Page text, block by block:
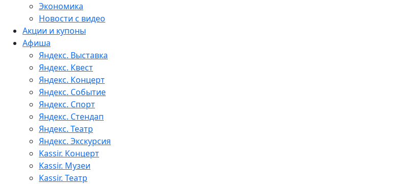
Экономика
Новости с видео
Акции и купоны
Афиша
Яндекс. Выставка
Яндекс. Квест
Яндекс. Концерт
Яндекс. Событие
Яндекс. Спорт
Яндекс. Стендап
Яндекс. Театр
Яндекс. Экскурсия
Kassir. Концерт
Kassir. Музеи
Kassir. Театр